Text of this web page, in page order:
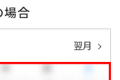
場合
翌月